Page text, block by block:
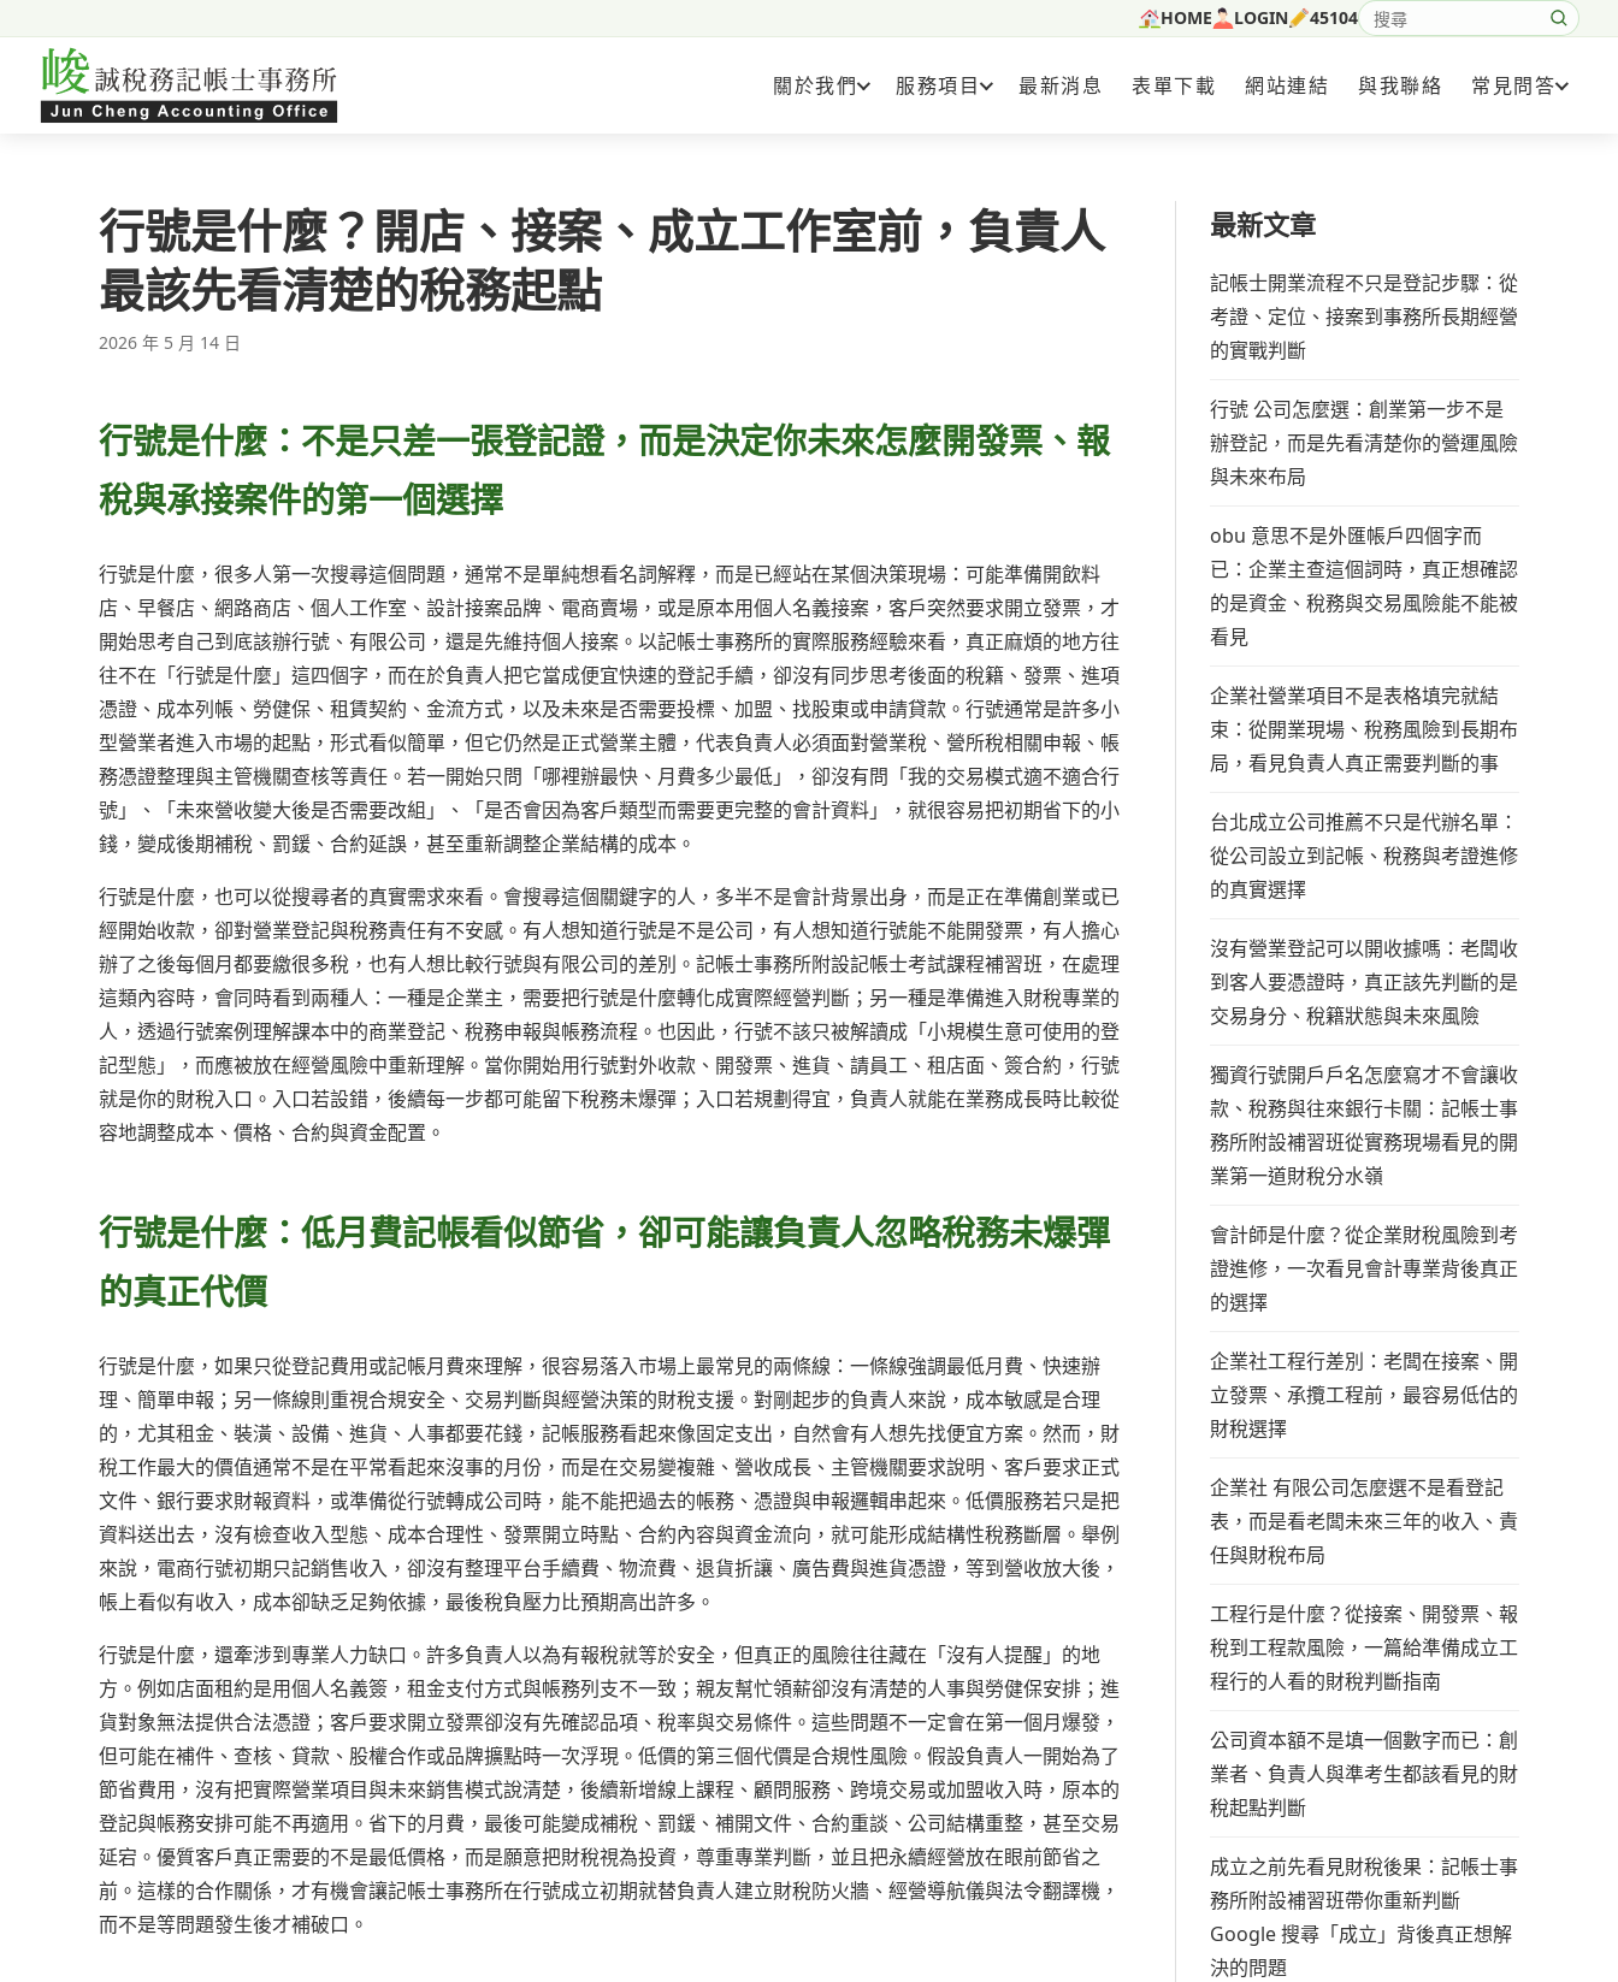
HOME LOGIN 45104
搜尋網站內容
關於我們
服務項目 最新消息 表單下載 網站連結 與我聯絡 常見問答
行號是什麼？開店、接案、成立工作室前，負責人
最該先看清楚的稅務起點
2026 年 5 月 14 日
行號是什麼：不是只差一張登記證，而是決定你未來怎麼開發票、報
稅與承接案件的第一個選擇
行號是什麼，很多人第一次搜尋這個問題，通常不是單純想看名詞解釋，而是已經站在某個決策現場：可能準備開飲料
店、早餐店、網路商店、個人工作室、設計接案品牌、電商賣場，或是原本用個人名義接案，客戶突然要求開立發票，才
開始思考自己到底該辦行號、有限公司，還是先維持個人接案。以記帳士事務所的實際服務經驗來看，真正麻煩的地方往
往不在「行號是什麼」這四個字，而在於負責人把它當成便宜快速的登記手續，卻沒有同步思考後面的稅籍、發票、進項
憑證、成本列帳、勞健保、租賃契約、金流方式，以及未來是否需要投標、加盟、找股東或申請貸款。行號通常是許多小
型營業者進入市場的起點，形式看似簡單，但它仍然是正式營業主體，代表負責人必須面對營業稅、營所稅相關申報、帳
務憑證整理與主管機關查核等責任。若一開始只問「哪裡辦最快、月費多少最低」，卻沒有問「我的交易模式適不適合行
號」、「未來營收變大後是否需要改組」、「是否會因為客戶類型而需要更完整的會計資料」，就很容易把初期省下的小
錢，變成後期補稅、罰鍰、合約延誤，甚至重新調整企業結構的成本。
行號是什麼，也可以從搜尋者的真實需求來看。會搜尋這個關鍵字的人，多半不是會計背景出身，而是正在準備創業或已
經開始收款，卻對營業登記與稅務責任有不安感。有人想知道行號是不是公司，有人想知道行號能不能開發票，有人擔心
辦了之後每個月都要繳很多稅，也有人想比較行號與有限公司的差別。記帳士事務所附設記帳士考試課程補習班，在處理
這類內容時，會同時看到兩種人：一種是企業主，需要把行號是什麼轉化成實際經營判斷；另一種是準備進入財稅專業的
人，透過行號案例理解課本中的商業登記、稅務申報與帳務流程。也因此，行號不該只被解讀成「小規模生意可使用的登
記型態」，而應被放在經營風險中重新理解。當你開始用行號對外收款、開發票、進貨、請員工、租店面、簽合約，行號
就是你的財稅入口。入口若設錯，後續每一步都可能留下稅務未爆彈；入口若規劃得宜，負責人就能在業務成長時比較從
容地調整成本、價格、合約與資金配置。
行號是什麼：低月費記帳看似節省，卻可能讓負責人忽略稅務未爆彈
的真正代價
行號是什麼，如果只從登記費用或記帳月費來理解，很容易落入市場上最常見的兩條線：一條線強調最低月費、快速辦
理、簡單申報；另一條線則重視合規安全、交易判斷與經營決策的財稅支援。對剛起步的負責人來說，成本敏感是合理
的，尤其租金、裝潢、設備、進貨、人事都要花錢，記帳服務看起來像固定支出，自然會有人想先找便宜方案。然而，財
稅工作最大的價值通常不是在平常看起來沒事的月份，而是在交易變複雜、營收成長、主管機關要求說明、客戶要求正式
文件、銀行要求財報資料，或準備從行號轉成公司時，能不能把過去的帳務、憑證與申報邏輯串起來。低價服務若只是把
資料送出去，沒有檢查收入型態、成本合理性、發票開立時點、合約內容與資金流向，就可能形成結構性稅務斷層。舉例
來說，電商行號初期只記銷售收入，卻沒有整理平台手續費、物流費、退貨折讓、廣告費與進貨憑證，等到營收放大後，
帳上看似有收入，成本卻缺乏足夠依據，最後稅負壓力比預期高出許多。
行號是什麼，還牽涉到專業人力缺口。許多負責人以為有報稅就等於安全，但真正的風險往往藏在「沒有人提醒」的地
方。例如店面租約是用個人名義簽，租金支付方式與帳務列支不一致；親友幫忙領薪卻沒有清楚的人事與勞健保安排；進
貨對象無法提供合法憑證；客戶要求開立發票卻沒有先確認品項、稅率與交易條件。這些問題不一定會在第一個月爆發，
但可能在補件、查核、貸款、股權合作或品牌擴點時一次浮現。低價的第三個代價是合規性風險。假設負責人一開始為了
節省費用，沒有把實際營業項目與未來銷售模式說清楚，後續新增線上課程、顧問服務、跨境交易或加盟收入時，原本的
登記與帳務安排可能不再適用。省下的月費，最後可能變成補稅、罰鍰、補開文件、合約重談、公司結構重整，甚至交易
延宕。優質客戶真正需要的不是最低價格，而是願意把財稅視為投資，尊重專業判斷，並且把永續經營放在眼前節省之
前。這樣的合作關係，才有機會讓記帳士事務所在行號成立初期就替負責人建立財稅防火牆、經營導航儀與法令翻譯機，
而不是等問題發生後才補破口。
最新文章
記帳士開業流程不只是登記步驟：從
考證、定位、接案到事務所長期經營
的實戰判斷
行號 公司怎麼選：創業第一步不是
辦登記，而是先看清楚你的營運風險
與未來布局
obu 意思不是外匯帳戶四個字而
已：企業主查這個詞時，真正想確認
的是資金、稅務與交易風險能不能被
看見
企業社營業項目不是表格填完就結
束：從開業現場、稅務風險到長期布
局，看見負責人真正需要判斷的事
台北成立公司推薦不只是代辦名單：
從公司設立到記帳、稅務與考證進修
的真實選擇
沒有營業登記可以開收據嗎：老闆收
到客人要憑證時，真正該先判斷的是
交易身分、稅籍狀態與未來風險
獨資行號開戶戶名怎麼寫才不會讓收
款、稅務與往來銀行卡關：記帳士事
務所附設補習班從實務現場看見的開
業第一道財稅分水嶺
會計師是什麼？從企業財稅風險到考
證進修，一次看見會計專業背後真正
的選擇
企業社工程行差別：老闆在接案、開
立發票、承攬工程前，最容易低估的
財稅選擇
企業社 有限公司怎麼選不是看登記
表，而是看老闆未來三年的收入、責
任與財稅布局
工程行是什麼？從接案、開發票、報
稅到工程款風險，一篇給準備成立工
程行的人看的財稅判斷指南
公司資本額不是填一個數字而已：創
業者、負責人與準考生都該看見的財
稅起點判斷
成立之前先看見財稅後果：記帳士事
務所附設補習班帶你重新判斷
Google 搜尋「成立」背後真正想解
決的問題